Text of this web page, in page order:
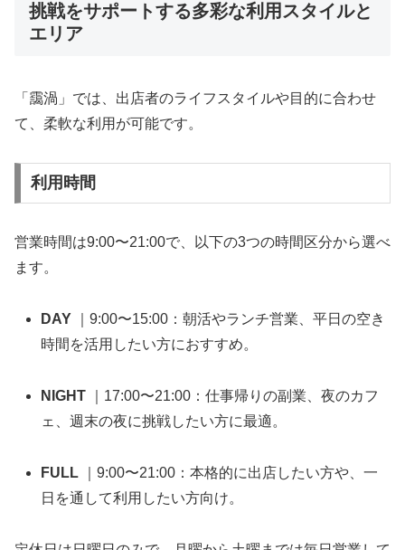
挑戦をサポートする多彩な利用スタイルと
エリア
「靄渦」では、出店者のライフスタイルや目的に合わせ
て、柔軟な利用が可能です。
利用時間
営業時間は9:00〜21:00で、以下の3つの時間区分から選べ
ます。
DAY ｜9:00〜15:00：朝活やランチ営業、平日の空き
時間を活用したい方におすすめ。
NIGHT ｜17:00〜21:00：仕事帰りの副業、夜のカフ
ェ、週末の夜に挑戦したい方に最適。
FULL ｜9:00〜21:00：本格的に出店したい方や、一
日を通して利用したい方向け。